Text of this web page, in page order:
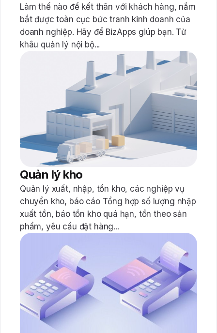
Làm thế nào để kết thân với khách hàng, nắm
bắt được toàn cục bức tranh kinh doanh của
doanh nghiệp. Hãy để BizApps giúp bạn. Từ
khâu quản lý nội bộ...
Quản lý kho
Quản lý xuất, nhập, tồn kho, các nghiệp vụ
chuyển kho, báo cáo Tổng hợp số lượng nhập
xuất tồn, báo tồn kho quá hạn, tồn theo sản
phẩm, yêu cầu đặt hàng...